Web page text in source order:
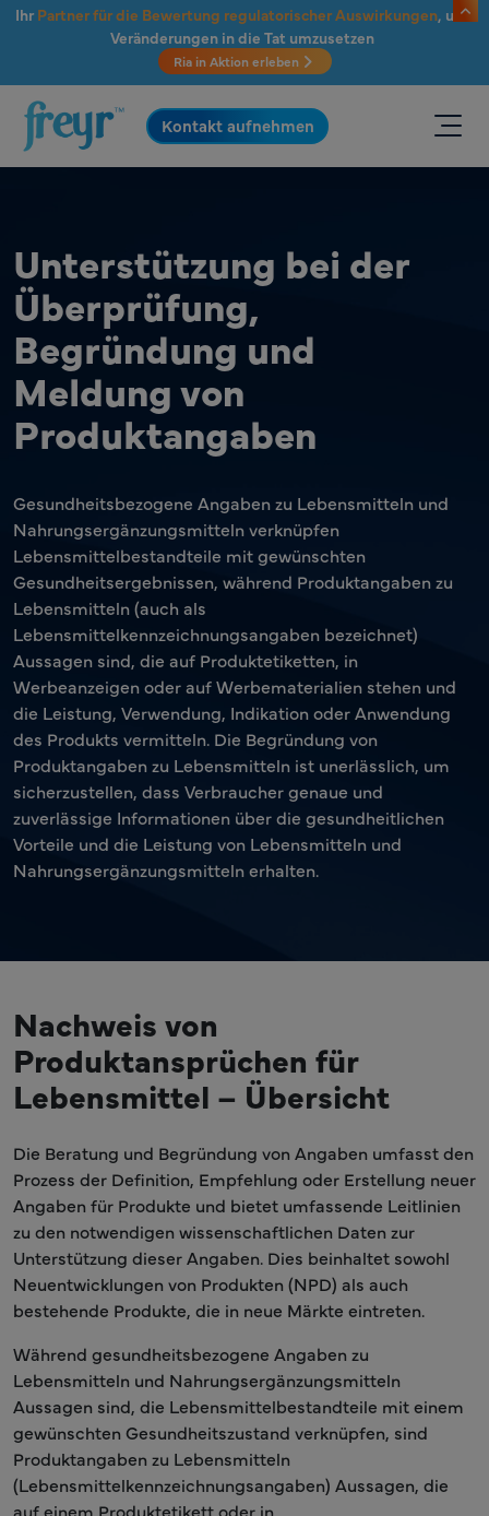
Zum Hauptinhalt springen
Ihr Partner für die Bewertung regulatorischer Auswirkungen, um
Veränderungen in die Tat umzusetzen
Ria in Aktion erleben
.
Kontakt aufnehmen
Unterstützung bei der
Überprüfung,
Begründung und
Meldung von
Produktangaben
Gesundheitsbezogene Angaben zu Lebensmitteln und
Nahrungsergänzungsmitteln verknüpfen
Lebensmittelbestandteile mit gewünschten
Gesundheitsergebnissen, während Produktangaben zu
Lebensmitteln (auch als
Lebensmittelkennzeichnungsangaben bezeichnet)
Aussagen sind, die auf Produktetiketten, in
Werbeanzeigen oder auf Werbematerialien stehen und
die Leistung, Verwendung, Indikation oder Anwendung
des Produkts vermitteln. Die Begründung von
Produktangaben zu Lebensmitteln ist unerlässlich, um
sicherzustellen, dass Verbraucher genaue und
zuverlässige Informationen über die gesundheitlichen
Vorteile und die Leistung von Lebensmitteln und
Nahrungsergänzungsmitteln erhalten.
Nachweis von
Produktansprüchen für
Lebensmittel – Übersicht
Die Beratung und Begründung von Angaben umfasst den
Prozess der Definition, Empfehlung oder Erstellung neuer
Angaben für Produkte und bietet umfassende Leitlinien
zu den notwendigen wissenschaftlichen Daten zur
Unterstützung dieser Angaben. Dies beinhaltet sowohl
Neuentwicklungen von Produkten (NPD) als auch
bestehende Produkte, die in neue Märkte eintreten.
Während gesundheitsbezogene Angaben zu
Lebensmitteln und Nahrungsergänzungsmitteln
Aussagen sind, die Lebensmittelbestandteile mit einem
gewünschten Gesundheitszustand verknüpfen, sind
Produktangaben zu Lebensmitteln
(Lebensmittelkennzeichnungsangaben) Aussagen, die
auf einem Produktetikett oder in